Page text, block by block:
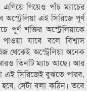
গিয়েও পাঁচ ম্যাচের
অস্ট্রেলিয়া এই সিরিজে পূর্ণ
পূর্ণ শক্তির অস্ট্রেলিয়াকে
যাবে বলে বিশ্বাস
থেকেই অস্ট্রেলিয়া অনেক
তিনটি ম্যাচ আছে। আর
এই সিরিজেই বুঝতে পারব,
সেটা বলা কঠিন। তবে